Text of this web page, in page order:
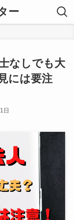
ー
なしでも大
には要注
日